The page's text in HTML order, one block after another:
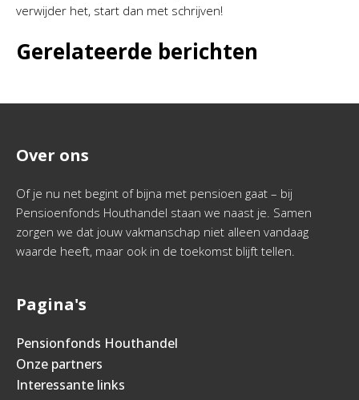
verwijder het, start dan met schrijven!
Gerelateerde berichten
Over ons
Of je nu net begint of bijna met pensioen gaat – bij
Pensioenfonds Houthandel staan we naast je. Samen
zorgen we dat jouw vakmanschap niet alleen vandaag
waarde heeft, maar ook in de toekomst blijft tellen.
Pagina's
Pensionfonds Houthandel
Onze partners
Interessante links